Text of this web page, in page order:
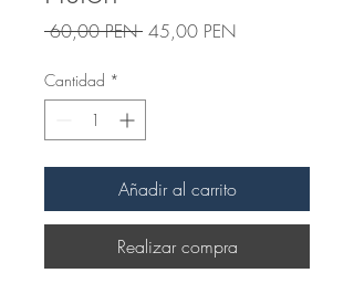
60,00 PEN Precio
45,00 PENPrecio
Cantidad *
Añadir al carrito
Realizar compra